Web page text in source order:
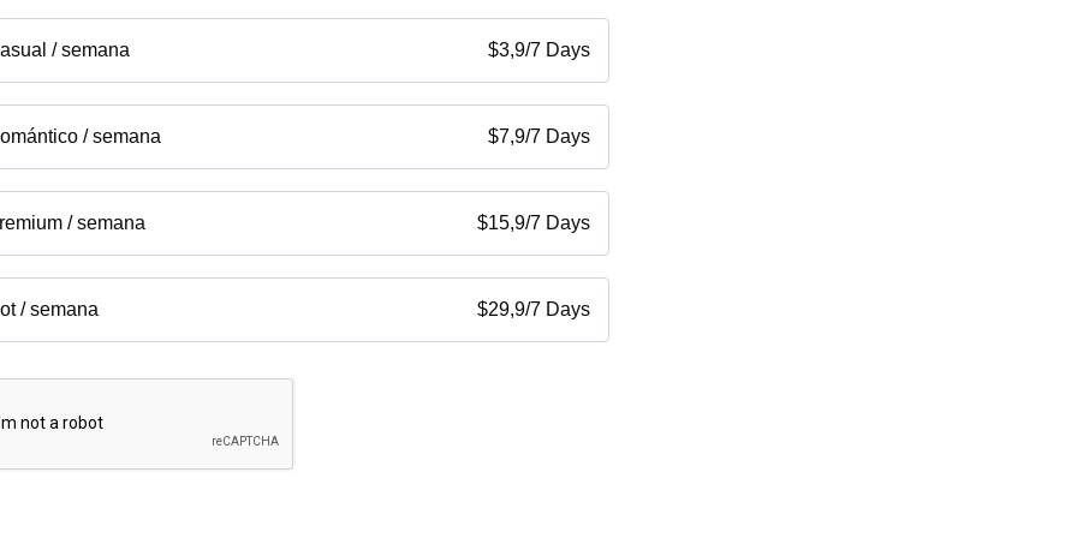
/ semana $3,9/7 Days
/ semana $7,9/7 Days
/ semana $15,9/7 Days
/ semana $29,9/7 Days